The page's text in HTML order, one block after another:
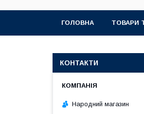
ГОЛОВНА ТОВАРИ
КОНТАКТИ
Народний магазин